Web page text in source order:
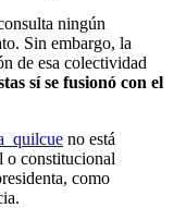
ningún
Sin embargo, la
de esa colectividad
sí se fusionó con el
no está
o constitucional
como